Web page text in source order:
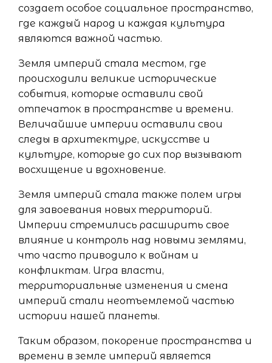
создает особое социальное пространство,
где каждый народ и каждая культура
являются важной частью.
Земля империй стала местом, где
происходили великие исторические
события, которые оставили свой
отпечаток в пространстве и времени.
Величайшие империи оставили свои
следы в архитектуре, искусстве и
культуре, которые до сих пор вызывают
восхищение и вдохновение.
Земля империй стала также полем игры
для завоевания новых территорий.
Империи стремились расширить свое
влияние и контроль над новыми землями,
что часто приводило к войнам и
конфликтам. Игра власти,
территориальные изменения и смена
империй стали неотъемлемой частью
истории нашей планеты.
Таким образом, покорение пространства и
времени в земле империй является